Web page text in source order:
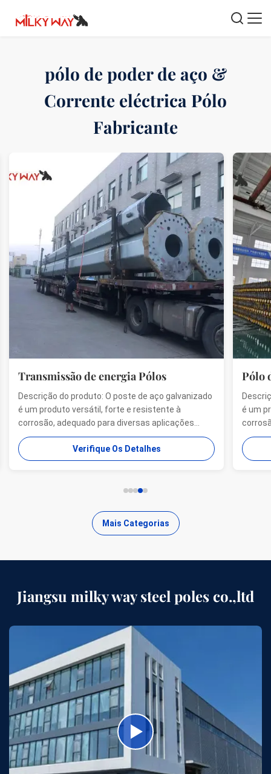
pólo de poder de aço &
Corrente eléctrica Pólo
Fabricante
de
Pólo de serviço público de aço
Descrição do produto: O poste de aço galvanizado
é um produto versátil, forte e resistente à
corrosão adequado para múltiplos usos
industriais e aplicações municipais, revestimento
de zinco de ≥ 86 microns, gama de formas de pólo
(redondo, octogonal, poligonal), resistência à
Verifique Os Detalhes
Mais Categorias
Jiangsu milky way steel poles co.,ltd